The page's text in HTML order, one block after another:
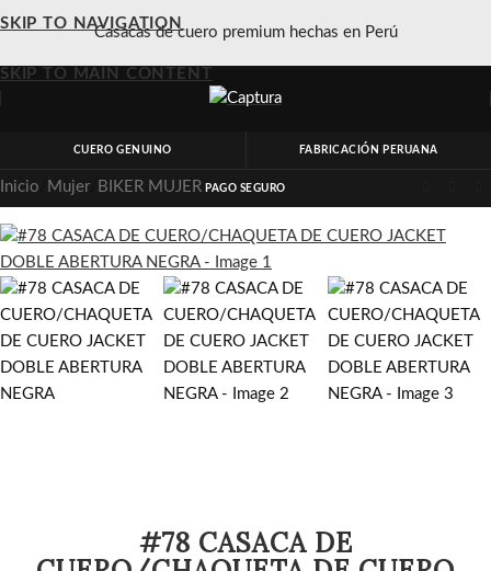
SKIP TO NAVIGATION
SKIP TO MAIN CONTENT
Casacas de cuero premium hechas en Perú
CUERO GENUINO FABRICACIÓN PERUANA
PAGO SEGURO
Inicio Mujer/ BIKER MUJER
#78 CASACA DE